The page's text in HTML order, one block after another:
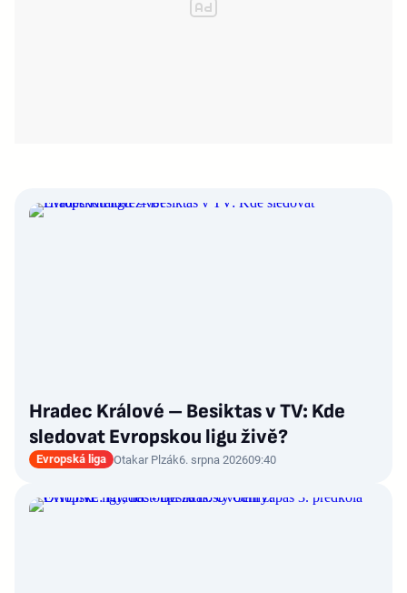
Hradec Králové – Besiktas v TV: Kde
sledovat Evropskou ligu živě?
Evropská liga Otakar Plzák6. srpna 202609:40